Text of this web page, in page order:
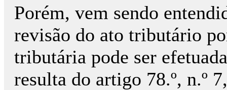
Porém, vem sendo
revisão do ato tributário
tributária pode ser
resulta do artigo 78.º, n.º